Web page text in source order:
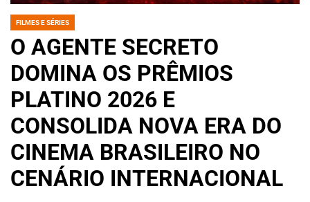
POSTED
FILMES E SÉRIES
O AGENTE SECRETO
DOMINA OS PRÊMIOS
PLATINO 2026 E
CONSOLIDA NOVA ERA DO
CINEMA BRASILEIRO NO
CENÁRIO INTERNACIONAL